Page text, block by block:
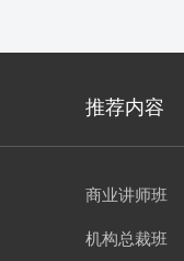
推荐内容
商业讲师班
机构总裁班